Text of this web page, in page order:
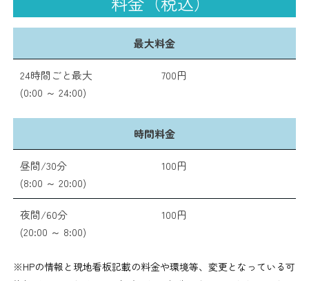
最大料金
24時間ごと最大
(0:00 ～ 24:00)
700円
時間料金
昼間/30分
(8:00 ～ 20:00)
100円
夜間/60分
(20:00 ～ 8:00)
100円
※HPの情報と現地看板記載の料金や環境等、変更となっている可